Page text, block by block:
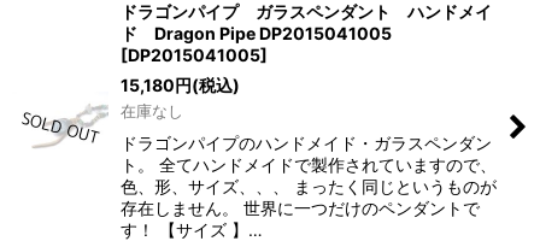
ドラゴンパイプ ガラスペンダント ハンドメイ
ド Dragon Pipe DP2015041005
[DP2015041005]
15,180円(税込)
在庫なし
ドラゴンパイプのハンドメイド・ガラスペンダン
ト。 全てハンドメイドで製作されていますので、
色、形、サイズ、、、 まったく同じというものが
存在しません。 世界に一つだけのペンダントで
す！ 【サイズ 】…